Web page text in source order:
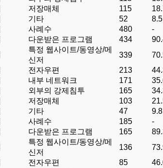
저장매체 115
기타 52
8.5
사례수 480
-
다운받은 프로그램 434
특정 웹사이트/동영상/메
신저
339
전자우편 213
내부 네트워크 171
외부의 강제침투 165
저장매체 103
기타 47
9.8
사례수 185
-
다운받은 프로그램 165
특정 웹사이트/동영상/메
신저
136
전자우편 85